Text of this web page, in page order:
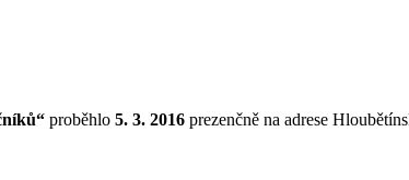
proběhlo 5. 3. 2016 prezenčně na adrese